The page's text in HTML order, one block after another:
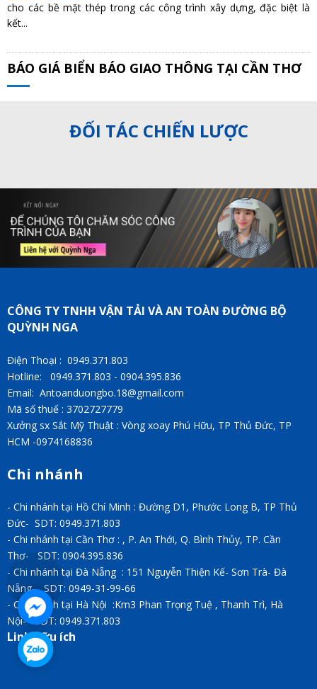
cho các bề mặt thép trong các công trình xây dựng, đặc biệt là
kết...
BÁO GIÁ BIỂN BÁO GIAO THÔNG TẠI CẦN THƠ
ĐỐI TÁC CHIẾN LƯỢC
CÔNG TY TNHH VẬN TẢI VÀ AN TOÀN ĐƯỜNG BỘ
QUỲNH NGA
Điện Thoại : 0949.371.803
Hotline: 0949.371.803 - 0904.395.836
Email: Antoanduongbo.18@gmail.com
Mã số thuế : 3702727779
Xưởng sx Sắt Mỹ Thuật : Vòng xoay Phú Hữu, TP Thủ Đức, TP
HCM -0974168836
Chi nhánh
- Chi nhánh tại Hồ Chí Minh : Đường D1, Phước Long B, TP Thủ
Đức- SDT: 0949.371.803
- Chi nhánh tại Cần Thơ : , P. An Thới, Q. Bình Thủy, TP. Cần
Thơ- SDT: 0904.395.836
- Chi nhánh tại Đà Nẵng : 151 Nguyễn Thiện Kế- Sơn Trà- Đà
Nẵng- SDT: 0949-31-99-66
- Chi nhánh tại Hà Nội :Km3 Phan Trọng Tuệ , Thanh Trì, Hà
Nội- SDT: 0949.371.803
Link hữu ích